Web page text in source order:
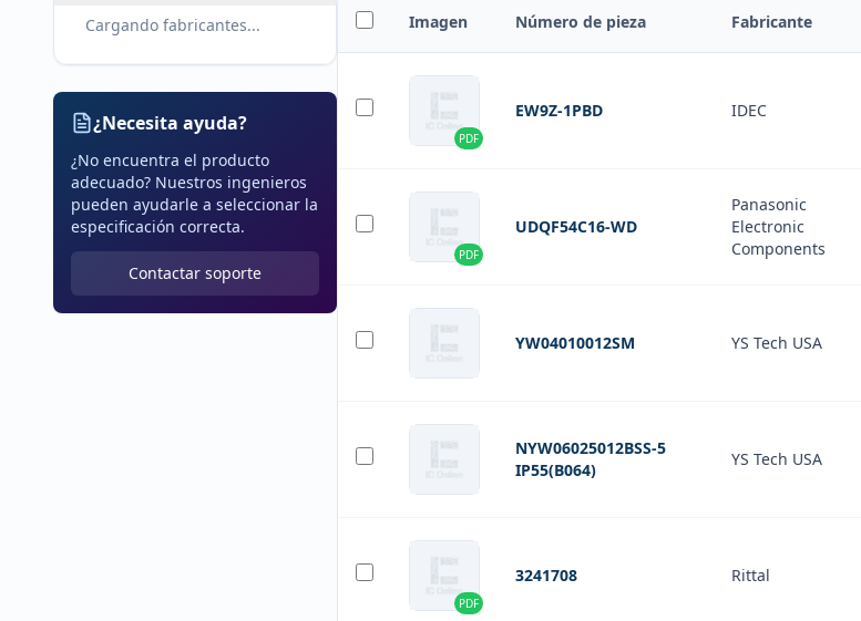
Cargando fabricantes...
¿Necesita ayuda?
¿No encuentra el producto
adecuado? Nuestros ingenieros
pueden ayudarle a seleccionar la
especificación correcta.
Contactar soporte
Imagen Número de pieza Fabricante
PDF
EW9Z-1PBD IDEC
PDF
UDQF54C16-WD
Panasonic
Electronic
Components
YW04010012SM YS Tech USA
NYW06025012BSS-5
IP55(B064)
YS Tech USA
PDF
3241708 Rittal